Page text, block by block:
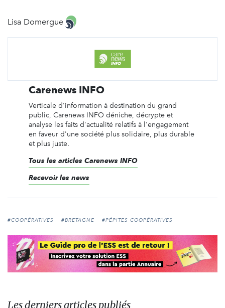
Lisa Domergue
Carenews INFO
Verticale d'information à destination du grand
public, Carenews INFO déniche, décrypte et
analyse les faits d'actualité relatifs à l'engagement
en faveur d'une société plus solidaire, plus durable
et plus juste.
Tous les articles Carenews INFO
Recevoir les news
#COOPÉRATIVES #BRETAGNE #PÉPITES COOPÉRATIVES
Les derniers articles publiés